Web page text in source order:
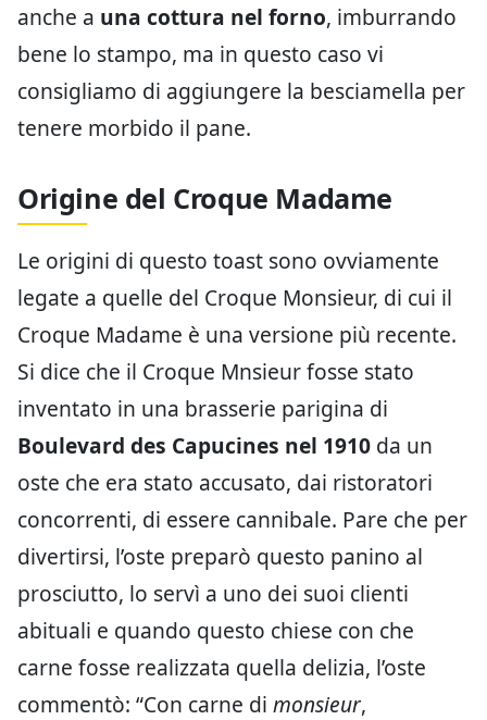
anche a una cottura nel forno, imburrando
bene lo stampo, ma in questo caso vi
consigliamo di aggiungere la besciamella per
tenere morbido il pane.
Origine del Croque Madame
Le origini di questo toast sono ovviamente
legate a quelle del Croque Monsieur, di cui il
Croque Madame è una versione più recente.
Si dice che il Croque Mnsieur fosse stato
inventato in una brasserie parigina di
Boulevard des Capucines nel 1910 da un
oste che era stato accusato, dai ristoratori
concorrenti, di essere cannibale. Pare che per
divertirsi, l’oste preparò questo panino al
prosciutto, lo servì a uno dei suoi clienti
abituali e quando questo chiese con che
carne fosse realizzata quella delizia, l’oste
commentò: “Con carne di monsieur,